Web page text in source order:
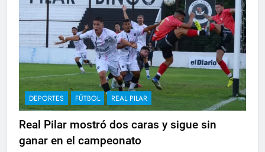
DEPORTES FÚTBOL REAL PILAR
Real Pilar mostró dos caras y sigue sin
ganar en el campeonato